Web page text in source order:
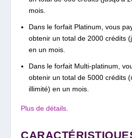
mois.
Dans le forfait Platinum, vous
obtenir un total de 2000 crédits
en un mois.
Dans le forfait Multi-platinum,
obtenir un total de 5000 crédits
illimité) en un mois.
Plus de détails.